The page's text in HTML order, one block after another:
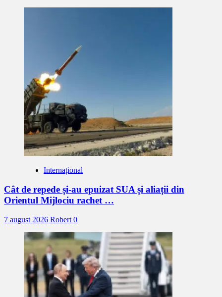
Internațional
Cât de repede și-au epuizat SUA și aliații din
Orientul Mijlociu rachet …
7 august 2026 Robert 0